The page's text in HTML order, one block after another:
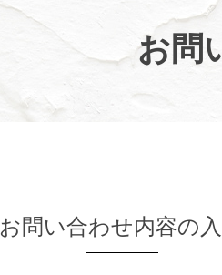
お問
お問い合わせ内容の